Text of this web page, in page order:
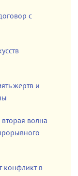
с
жертв и
волна
конфликт в